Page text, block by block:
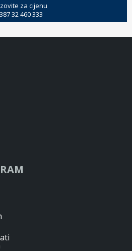
za cijenu
32 460 333